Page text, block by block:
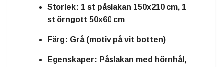
Storlek: 1 st påslakan 150x210 cm, 1
st örngott 50x60 cm
Färg: Grå (motiv på vit botten)
Egenskaper: Påslakan med hörnhål,